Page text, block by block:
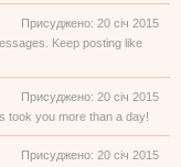
Присуджено: 20 січ 2015
Keep posting like
Присуджено: 20 січ 2015
took you more than a day!
Присуджено: 20 січ 2015